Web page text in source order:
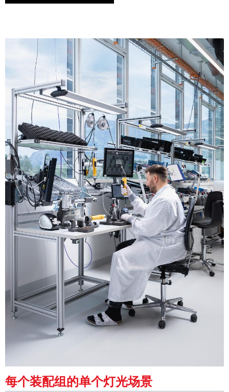
每个装配组的单个灯光场景